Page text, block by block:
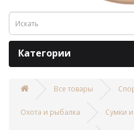
Категории
Все товары
Охота и рыбалка Сумки